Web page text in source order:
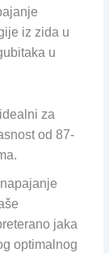
iz zida u
u
za
od 87-
jaka
optimalnog